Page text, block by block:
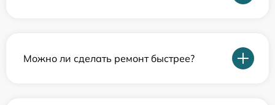
Можно ли сделать ремонт быстрее?